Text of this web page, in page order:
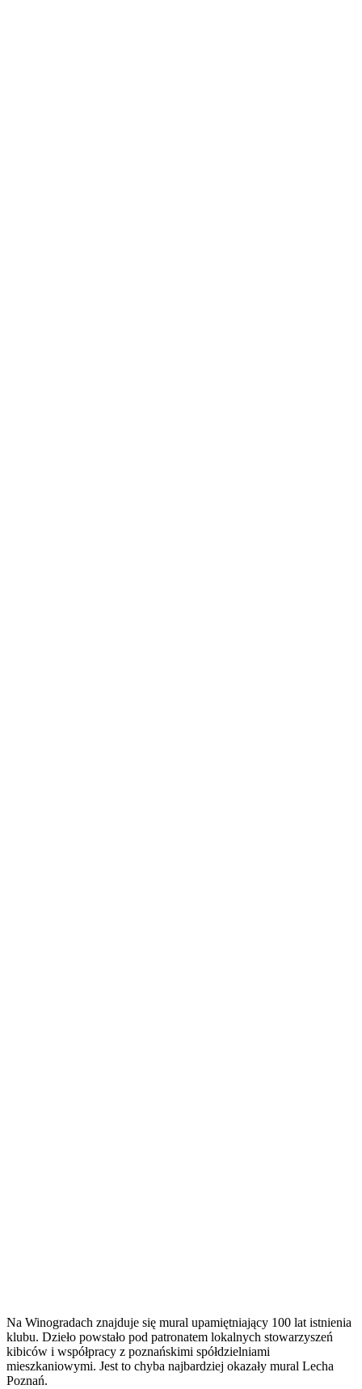
Na Winogradach znajduje się mural upamiętniający 100 lat istnienia
klubu. Dzieło powstało pod patronatem lokalnych stowarzyszeń
kibiców i współpracy z poznańskimi spółdzielniami
mieszkaniowymi. Jest to chyba najbardziej okazały mural Lecha
Poznań.